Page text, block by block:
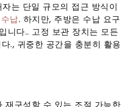
자는 단일 규모의 접근 방식이
납. 하지만, 주방은 수납 요구
니다.. 고정 보관 장치는 모든
., 귀중한 공간을 충분히 활용
재구성할 수 있는 조절 가능한